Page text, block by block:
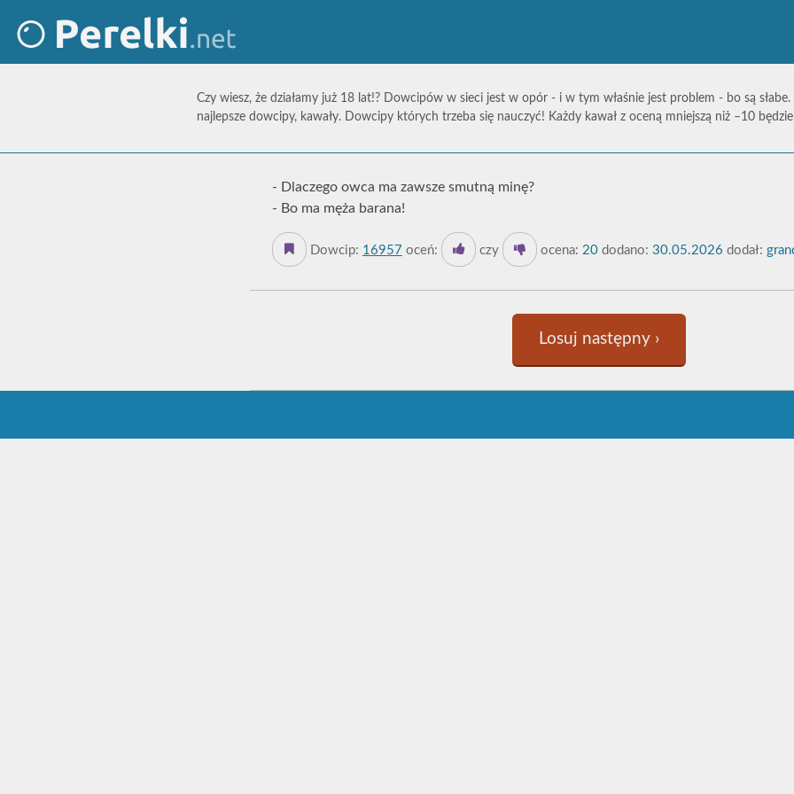
Czy wiesz, że działamy już 18 lat!? Dowcipów w sieci jest w opór - i w tym właśnie jest problem - bo są słabe.
najlepsze dowcipy, kawały. Dowcipy których trzeba się nauczyć! Każdy kawał z oceną mniejszą niż –10
- Dlaczego owca ma zawsze smutną minę?
- Bo ma męża barana!
Dowcip: 16957 oceń: czy ocena: 20 dodano: 30.05.2026 dodał:
Losuj następny ›